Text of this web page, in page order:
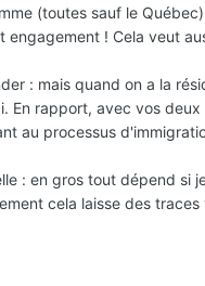
la démarche déjà
deux démarches en
d'avoir la citoyenneté
(toutes sauf le
! Cela veut
: mais quand on a la
En rapport, avec vos
au processus
: en gros tout dépend si
cela laisse des